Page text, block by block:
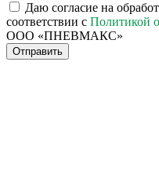
Даю согласие на
соответствии с Политикой
ООО «ПНЕВМАКС»
Отправить